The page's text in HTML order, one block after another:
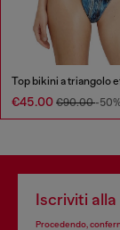
Top bikini a triangolo
€45.00 €90.00-
Iscriviti
Procedendo,